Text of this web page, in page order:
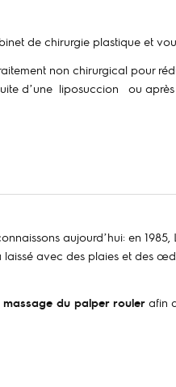
de chirurgie plastique et
non chirurgical pour
d’une liposuccion
ou
aujourd’hui: en
avec des plaies et des
du palper rouler afin